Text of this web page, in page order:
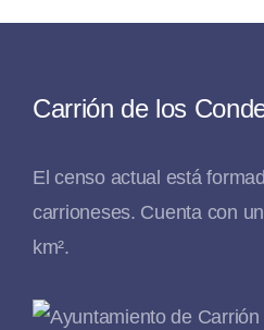
Carrión de los
El censo actual está
carrioneses. Cuenta con
km².